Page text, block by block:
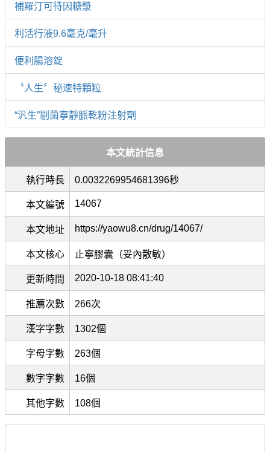
補羅汀可待因糖漿
利活行液9.6毫克/毫升
便利腸溶錠
〝人生〞秘速特顆粒
“汎生”剔菌寧靜脈乾粉注射劑
本文統計信息
執行時長 0.0032269954681396秒
本文編號 14067
本文地址 https://yaowu8.cn/drug/14067/
本文核心 止寧膠囊（妥內散敏）
更新時間 2020-10-18 08:41:40
推薦次數 266次
漢字字數 1302個
字母字數 263個
數字字數 16個
其他字數 108個